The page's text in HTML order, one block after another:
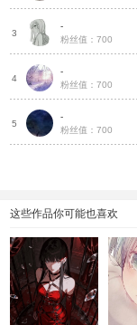
3
-
粉丝值：700
4
-
粉丝值：700
5
-
粉丝值：700
这些作品你可能也喜欢